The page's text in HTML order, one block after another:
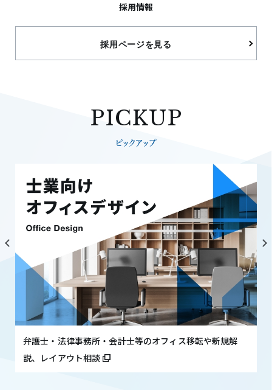
採用情報
採用ページを見る
PICKUP
ピックアップ
弁護士・法律事務所・会計士等のオフィス移転や新規解
説、レイアウト相談